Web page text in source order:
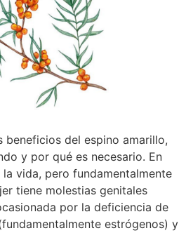
beneficios del espino amarillo,
y por qué es necesario. En
vida, pero fundamentalmente
tiene molestias genitales
por la deficiencia de
estrógenos) y